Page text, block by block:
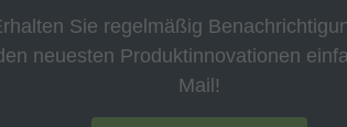
Sie regelmäßig
neuesten Produktinnovationen
Mail!